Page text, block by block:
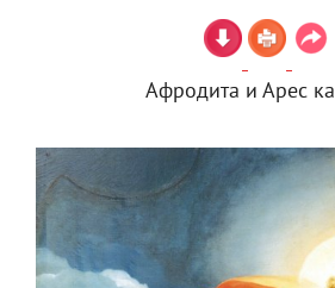
Афродита и Арес